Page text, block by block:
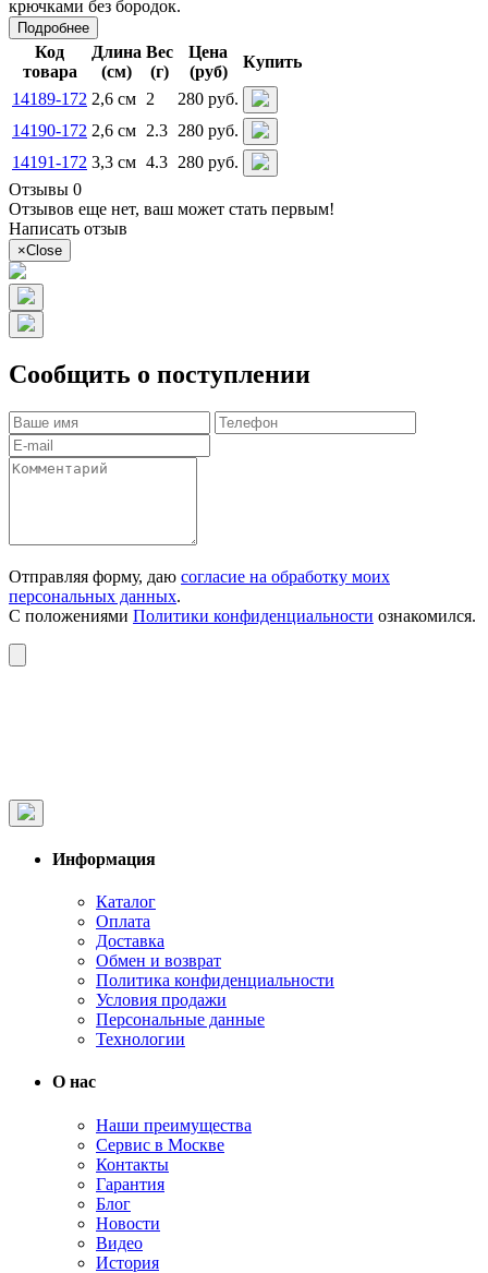
крючками без бородок.
Подробнее
Код
товара
Длина
(см)
Вес
(г)
Цена
(руб)
Купить
14189-172 2,6 см 2
280 руб.
14190-172 2,6 см 2.3 280 руб.
14191-172 3,3 см 4.3 280 руб.
Отзывы 0
Отзывов еще нет, ваш может стать первым!
Написать отзыв
×Close
Сообщить о поступлении
Отправляя форму, даю согласие на обработку моих
персональных данных.
С положениями Политики конфиденциальности ознакомился.
Информация
Каталог
Оплата
Доставка
Обмен и возврат
Политика конфиденциальности
Условия продажи
Персональные данные
Технологии
О нас
Наши преимущества
Сервис в Москве
Контакты
Гарантия
Блог
Новости
Видео
История